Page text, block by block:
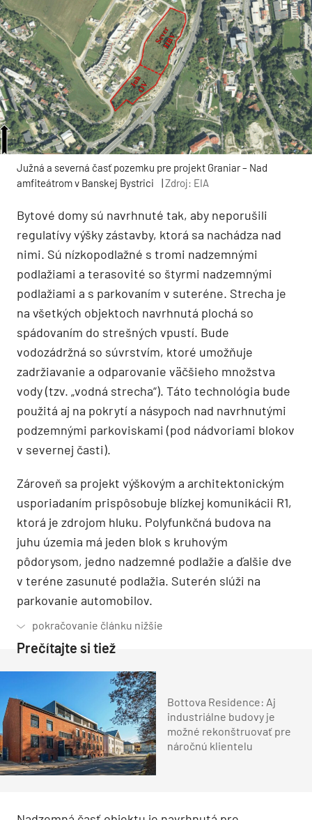
Južná a severná časť pozemku pre projekt Graniar – Nad
amfiteátrom v Banskej Bystrici
|Zdroj: EIA
Bytové domy sú navrhnuté tak, aby neporušili
regulatívy výšky zástavby, ktorá sa nachádza nad
nimi. Sú nízkopodlažné s tromi nadzemnými
podlažiami a terasovité so štyrmi nadzemnými
podlažiami a s parkovaním v suteréne. Strecha je
na všetkých objektoch navrhnutá plochá so
spádovaním do strešných vpustí. Bude
vodozádržná so súvrstvím, ktoré umožňuje
zadržiavanie a odparovanie väčšieho množstva
vody (tzv. „vodná strecha“). Táto technológia bude
použitá aj na pokrytí a násypoch nad navrhnutými
podzemnými parkoviskami (pod nádvoriami blokov
v severnej časti).
Zároveň sa projekt výškovým a architektonickým
usporiadaním prispôsobuje blízkej komunikácii R1,
ktorá je zdrojom hluku. Polyfunkčná budova na
juhu územia má jeden blok s kruhovým
pôdorysom, jedno nadzemné podlažie a ďalšie dve
v teréne zasunuté podlažia. Suterén slúži na
parkovanie automobilov.
Prečítajte si tiež
Bottova Residence: Aj
industriálne budovy je
možné rekonštruovať pre
náročnú klientelu